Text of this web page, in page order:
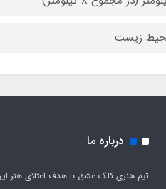
زیست
درباره ما
تیم هنری کلک عشق با هدف اعتلای هنر